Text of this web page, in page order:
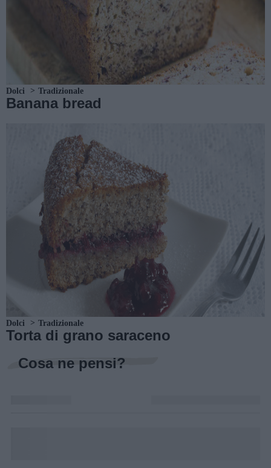
Dolci Tradizionale
Banana bread
Dolci Tradizionale
Torta di grano saraceno
Cosa ne pensi?